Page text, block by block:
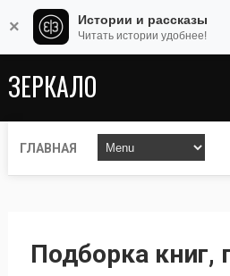
ЗЕРКАЛО
ГЛАВНАЯ
Подборка книг,
× Истории и рассказы
Читать истории удобнее!